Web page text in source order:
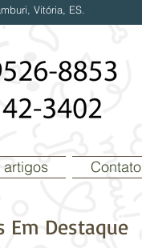
Vitória, ES.
Contato
Em Destaque